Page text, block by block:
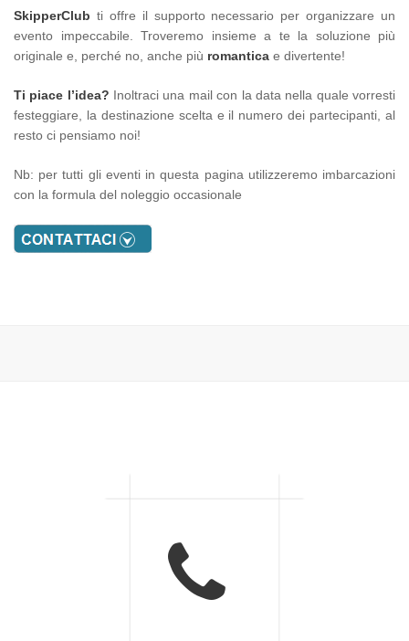
SkipperClub ti offre il supporto necessario per organizzare un
evento impeccabile. Troveremo insieme a te la soluzione più
originale e, perché no, anche più romantica e divertente!
Ti piace l’idea? Inoltraci una mail con la data nella quale vorresti
festeggiare, la destinazione scelta e il numero dei partecipanti, al
resto ci pensiamo noi!
Nb: per tutti gli eventi in questa pagina utilizzeremo imbarcazioni
con la formula del noleggio occasionale